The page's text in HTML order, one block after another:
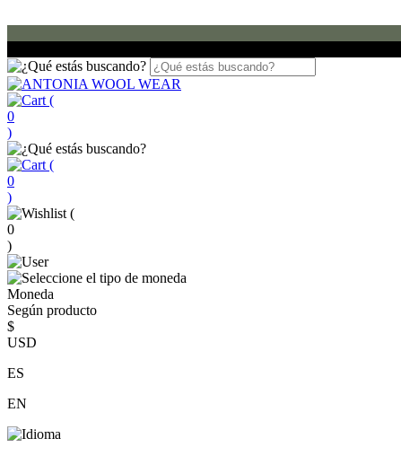
(
0
)
(
0
)
(
0
)
Moneda
Según producto
$
USD
ES
EN